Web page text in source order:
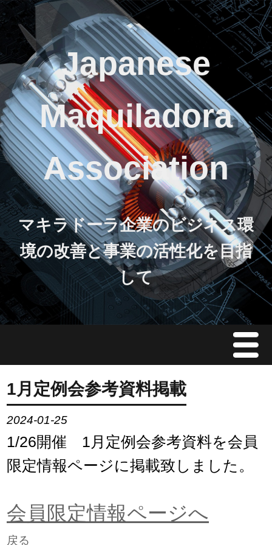
Japanese
Maquiladora
Association
マキラドーラ企業のビジネス環
境の改善と事業の活性化を目指
して
Menu
JMAについて
会員情報
イベント案内
会員限定情報
1月定例会参考資料掲載
2024-01-25
1/26開催 1月定例会参考資料を会員
限定情報ページに掲載致しました。
会員限定情報ページへ
戻る